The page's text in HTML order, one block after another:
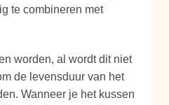
te combineren met
worden, al wordt dit niet
de levensduur van het
Wanneer je het kussen